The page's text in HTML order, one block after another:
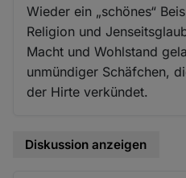
Wieder ein „schönes“
Religion und
Macht und Wohlstand
unmündiger Schäfchen,
der Hirte verkündet.
Diskussion anzeigen